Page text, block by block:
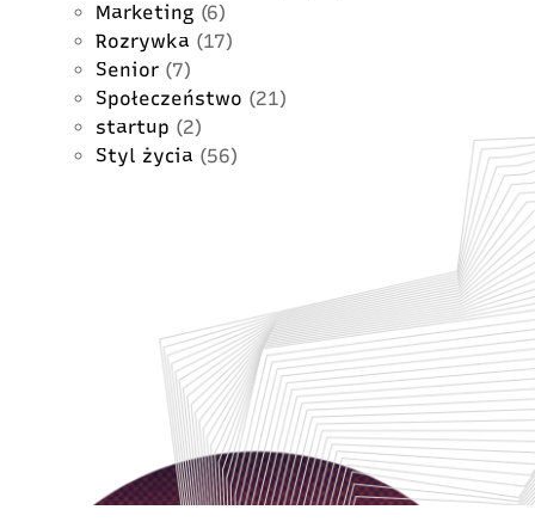
Marketing (6)
Rozrywka (17)
Senior (7)
Społeczeństwo (21)
startup (2)
Styl życia (56)